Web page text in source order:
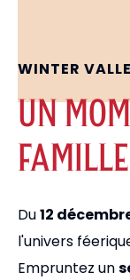
WINTER
UN
FAMILLE
Du12
l'univers
Empruntez un